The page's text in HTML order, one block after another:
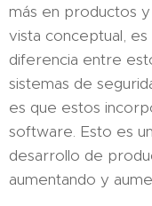
más en productos
vista conceptual,
diferencia entre
sistemas de
es que estos
software. Esto es
desarrollo de
aumentando y